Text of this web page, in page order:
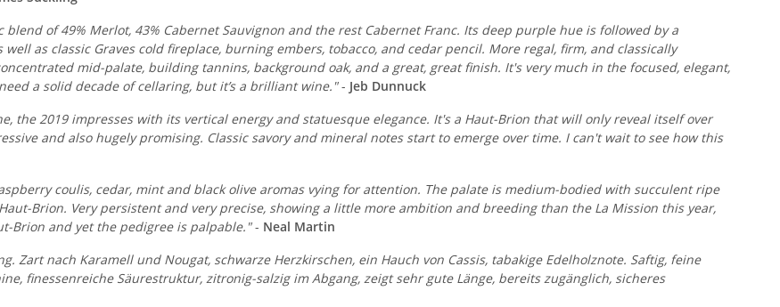
blend of 49% Merlot, 43% Cabernet Sauvignon and the rest Cabernet Franc. Its deep purple hue is followed by a
as classic Graves cold fireplace, burning embers, tobacco, and cedar pencil. More regal, firm, and classically
mid-palate, building tannins, background oak, and a great, great finish. It's very much in the focused, elegant,
a solid decade of cellaring, but it’s a brilliant wine."- Jeb Dunnuck
the 2019 impresses with its vertical energy and statuesque elegance. It's a Haut-Brion that will only reveal itself over
and also hugely promising. Classic savory and mineral notes start to emerge over time. I can't wait to see how this
coulis, cedar, mint and black olive aromas vying for attention. The palate is medium-bodied with succulent ripe
Brion. Very persistent and very precise, showing a little more ambition and breeding than the La Mission this year,
Brion and yet the pedigree is palpable."- Neal Martin
Zart nach Karamell und Nougat, schwarze Herzkirschen, ein Hauch von Cassis, tabakige Edelholznote. Saftig, feine
finessenreiche Säurestruktur, zitronig-salzig im Abgang, zeigt sehr gute Länge, bereits zugänglich, sicheres